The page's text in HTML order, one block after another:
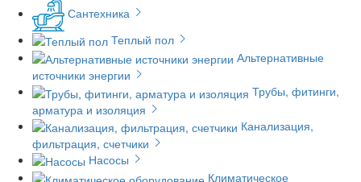
Сантехника
Теплый пол
Альтернативные
источники энергии
Трубы, фитинги,
арматура и изоляция
Канализация,
фильтрация, счетчики
Насосы
Климатическое